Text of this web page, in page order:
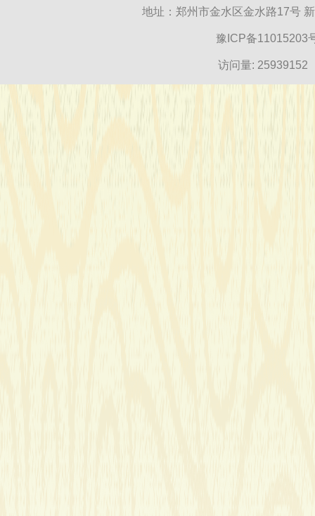
地址：郑州市金水区金水路17号
豫ICP备11015203
访问量: 25939152